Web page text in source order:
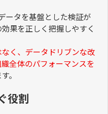
ータを基盤とした検証が
果を正しく把握しやすく
く、データドリブンな改
全体のパフォーマンスを
。
役割